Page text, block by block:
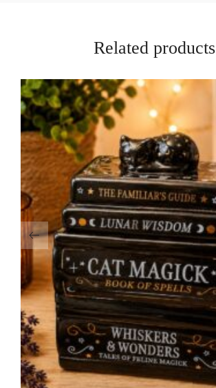
Related products